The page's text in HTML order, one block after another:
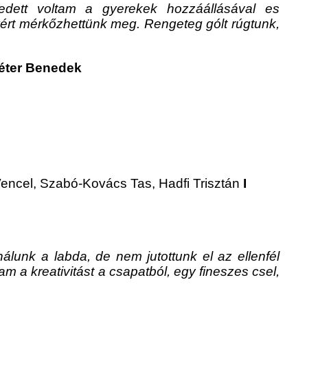
voltam a gyerekek hozzáállásával es
mérkőzhettünk meg. Rengeteg gólt rúgtunk,
Benedek
Szabó-Kovács Tas, Hadfi Trisztán I
a labda, de nem jutottunk el az ellenfél
a kreativitást a csapatból, egy fineszes csel,